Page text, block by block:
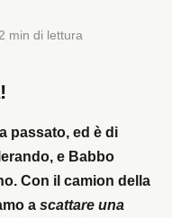
min di lettura
passato, ed è di
e Babbo
Con il camion della
ascattare una